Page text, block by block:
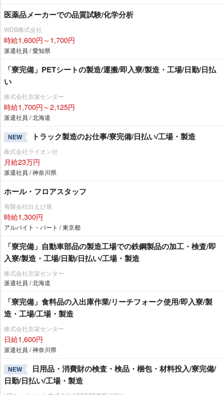
医薬品メーカーでの品質試験/化学分析
WDB株式会社
時給1,600円～1,700円
派遣社員 / 愛知県
「寮完備」PETシートの製造/運搬/即入寮/製造・工場/日勤/日払
い
株式会社京栄センター
時給1,700円～2,125円
派遣社員 / 北海道
NEW トラック製造のお仕事/寮完備/日払い/工場・製造
株式会社ライオン社
月給23万円
派遣社員 / 神奈川県
ホール・フロアスタッフ
有限会社白えび屋
時給1,300円
アルバイト・パート / 東京都
「寮完備」自動車部品の製造工場での鉄鋼製品の加工・検査/即
入寮/製造・工場/日勤/日払い/工場・製造
株式会社京栄センター
派遣社員 / 北海道
「寮完備」食料品の入出庫作業/リーチフォーク使用/即入寮/製
造・工場/工場・製造
株式会社京栄センター
日給1,600円
派遣社員 / 神奈川県
NEW
日用品・消費財の検査・検品・梱包・材料投入/寮完備/
日勤/日払い/工場・製造